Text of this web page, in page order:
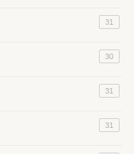
31
30
31
31